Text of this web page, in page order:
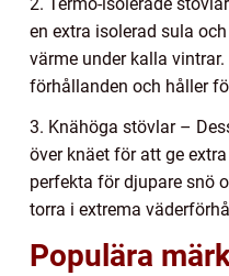
en extra isolerad sula
värme under kalla
förhållanden och håller
3. Knähöga stövlar –
över knäet för att ge
perfekta för djupare snö
torra i extrema
Populära